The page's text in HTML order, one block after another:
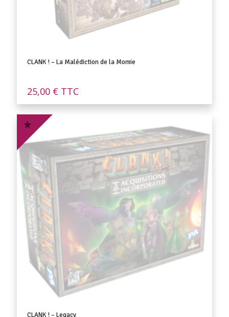
CLANK ! – La Malédiction de la Momie
25,00 € TTC
CLANK ! – Legacy